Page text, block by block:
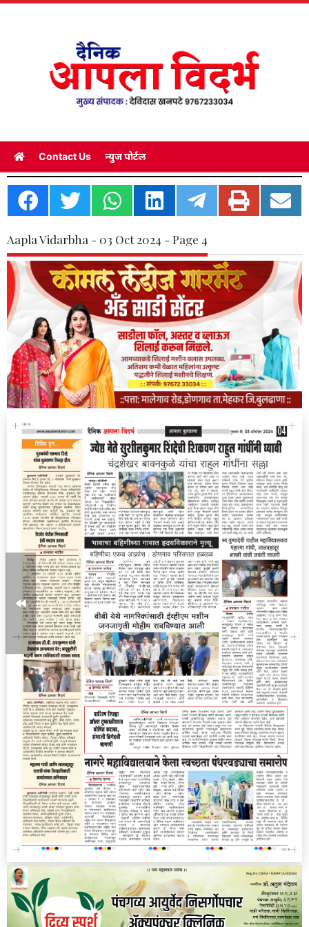
Contact Us न्युज पोर्टल
Aapla Vidarbha - 03 Oct 2024 - Page 4